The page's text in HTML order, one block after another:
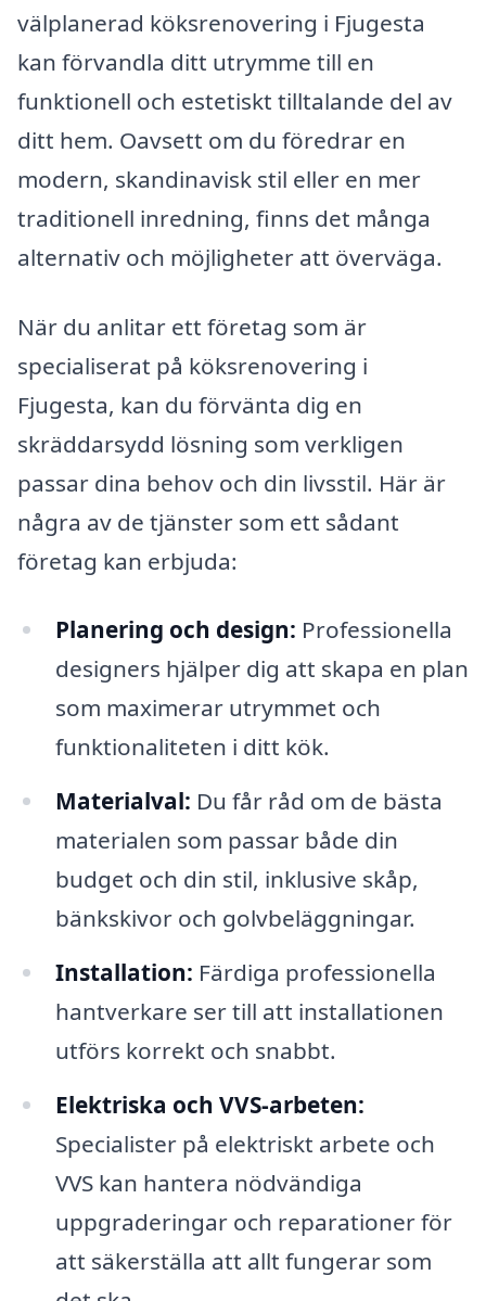
välplanerad köksrenovering i Fjugesta
kan förvandla ditt utrymme till en
funktionell och estetiskt tilltalande del av
ditt hem. Oavsett om du föredrar en
modern, skandinavisk stil eller en mer
traditionell inredning, finns det många
alternativ och möjligheter att överväga.
När du anlitar ett företag som är
specialiserat på köksrenovering i
Fjugesta, kan du förvänta dig en
skräddarsydd lösning som verkligen
passar dina behov och din livsstil. Här är
några av de tjänster som ett sådant
företag kan erbjuda:
Planering och design: Professionella
designers hjälper dig att skapa en plan
som maximerar utrymmet och
funktionaliteten i ditt kök.
Materialval: Du får råd om de bästa
materialen som passar både din
budget och din stil, inklusive skåp,
bänkskivor och golvbeläggningar.
Installation: Färdiga professionella
hantverkare ser till att installationen
utförs korrekt och snabbt.
Elektriska och VVS-arbeten:
Specialister på elektriskt arbete och
VVS kan hantera nödvändiga
uppgraderingar och reparationer för
att säkerställa att allt fungerar som